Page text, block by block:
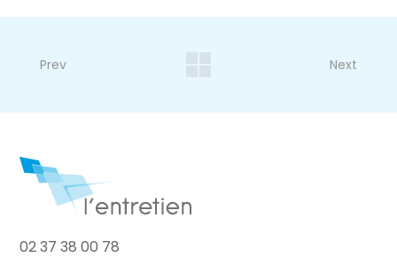
Prev Next
02 37 38 00 78